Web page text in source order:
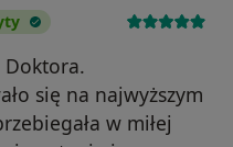
Doktora.
się na najwyższym
w miłej